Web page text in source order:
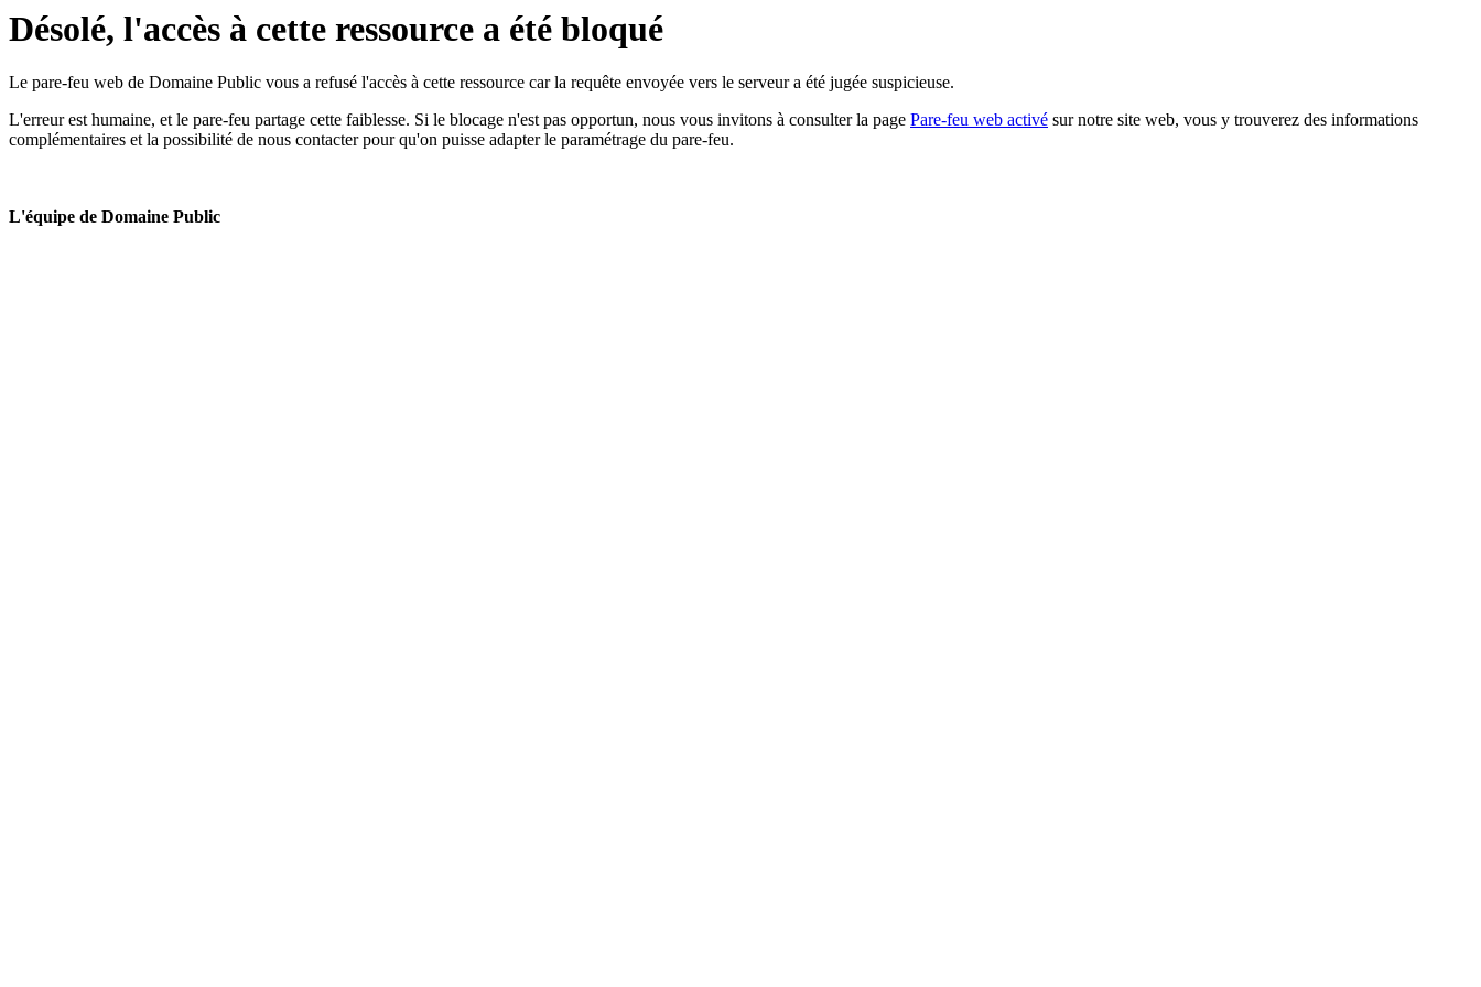
Désolé, l'accès à cette ressource a été bloqué
Le pare-feu web de Domaine Public vous a refusé l'accès à cette ressource car la requête envoyée vers le serveur a été jugée suspicieuse.
L'erreur est humaine, et le pare-feu partage cette faiblesse. Si le blocage n'est pas opportun, nous vous invitons à consulter la page Pare-feu web activé sur notre site web, vous y trouverez des informations
complémentaires et la possibilité de nous contacter pour qu'on puisse adapter le paramétrage du pare-feu.
L'équipe de Domaine Public